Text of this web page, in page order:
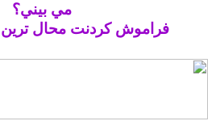
مي بيني؟
فراموش كردنت محال ترين